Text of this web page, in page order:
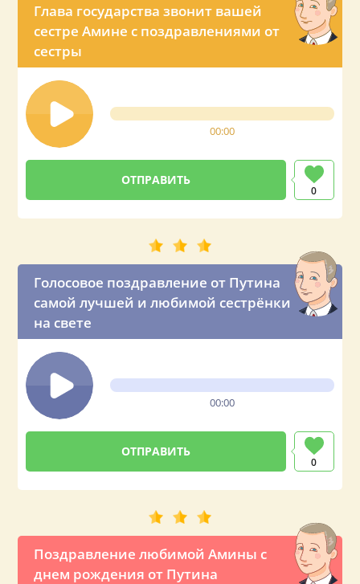
Глава государства звонит вашей
сестре Амине с поздравлениями от
сестры
00:00
0
Голосовое поздравление от Путина
самой лучшей и любимой сестрёнки
на свете
00:00
0
Поздравление любимой Амины с
днем рождения от Путина